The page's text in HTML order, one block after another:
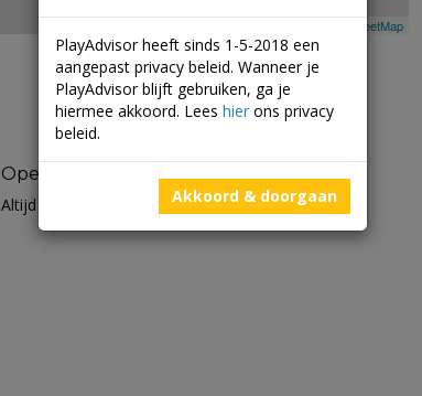
OpenStreetMap
Openingstijden
Altijd open
PlayAdvisor heeft sinds 1-5-2018 een
aangepast privacy beleid. Wanneer je
PlayAdvisor blijft gebruiken, ga je
hiermee akkoord. Lees hier ons privacy
beleid.
Akkoord & doorgaan